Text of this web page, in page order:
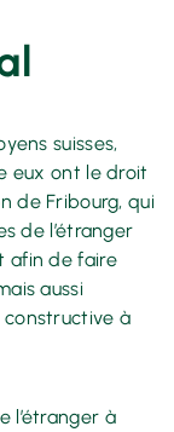
suisses,
eux ont le droit
de Fribourg, qui
de l’étranger
afin de faire
aussi
à
l’étranger à